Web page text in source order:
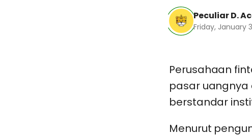
Peculiar D.
Friday, January
Perusahaan
pasar uangnya
berstandar
Menurut